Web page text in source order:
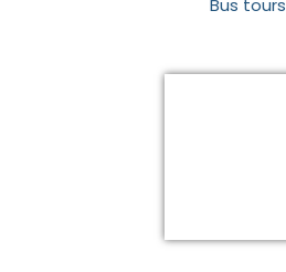
Bus tours